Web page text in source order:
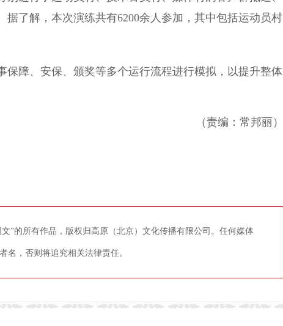
了解，本次演练共有6200余人参加，其中包括运动员村
、安保、颁奖等多个运行流程进行模拟，以提升整体
（责编：常邦丽）
”的所有作品，版权归高原（北京）文化传播有限公司。任何媒体
名，否则将追究相关法律责任。